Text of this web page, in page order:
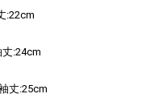
:22cm
:24cm
丈:25cm